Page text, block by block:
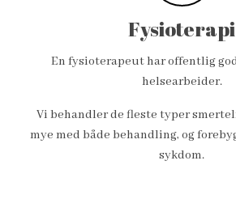
Fysioterapi
En fysioterapeut har offentlig
helsearbeider.
Vi behandler de fleste typer
mye med både behandling, og
sykdom.